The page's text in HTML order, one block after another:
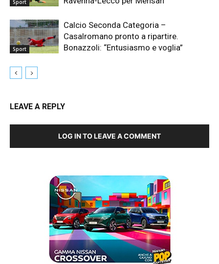
Sport
Sport
Calcio Seconda Categoria –
Casalromano pronto a ripartire.
Bonazzoli: “Entusiasmo e voglia”
LEAVE A REPLY
LOG IN TO LEAVE A COMMENT